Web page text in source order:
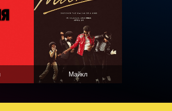
Майкл